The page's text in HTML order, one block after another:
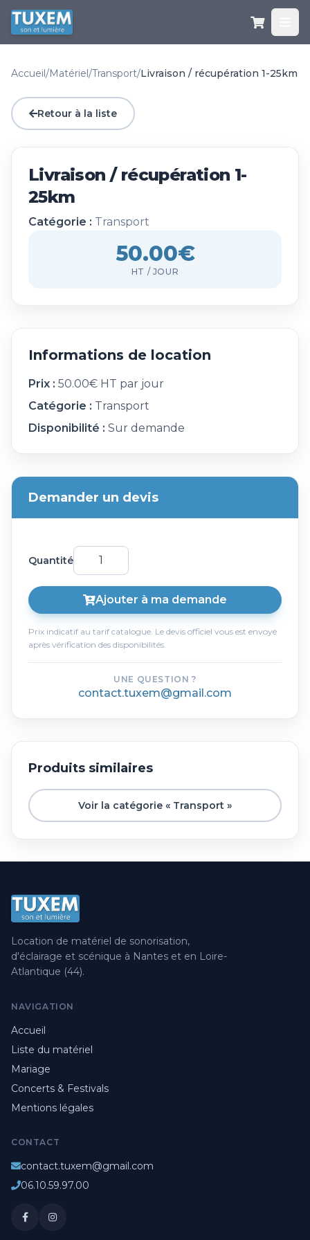
Accueil/Matériel/Transport/Livraison / récupération 1-25km
Retour à la liste
Livraison / récupération 1-
25km
Catégorie : Transport
50.00€
HT / JOUR
Informations de location
Prix : 50.00€ HT par jour
Catégorie : Transport
Disponibilité : Sur demande
Demander un devis
Quantité
Ajouter à ma demande
Prix indicatif au tarif catalogue. Le devis officiel vous est envoyé
après vérification des disponibilités.
UNE QUESTION ?
contact.tuxem@gmail.com
Produits similaires
Voir la catégorie « Transport »
Location de matériel de sonorisation,
d'éclairage et scénique à Nantes et en Loire-
Atlantique (44).
NAVIGATION
Accueil
Liste du matériel
Mariage
Concerts & Festivals
Mentions légales
CONTACT
contact.tuxem@gmail.com
06.10.59.97.00